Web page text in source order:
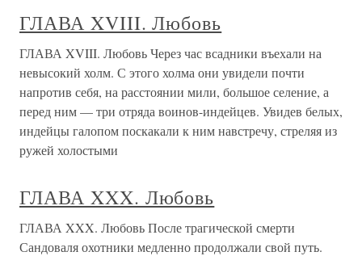
ГЛАВА XVIII. Любовь
ГЛАВА XVIII. Любовь Через час всадники въехали на
невысокий холм. С этого холма они увидели почти
напротив себя, на расстоянии мили, большое селение, а
перед ним — три отряда воинов-индейцев. Увидев белых,
индейцы галопом поскакали к ним навстречу, стреляя из
ружей холостыми
ГЛАВА XXX. Любовь
ГЛАВА XXX. Любовь После трагической смерти
Сандоваля охотники медленно продолжали свой путь.